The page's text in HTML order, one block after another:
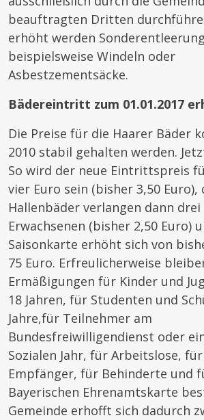
beauftragten Dritten
erhöht werden
beispielsweise Windeln oder
Asbestzementsäcke.
Bädereintritt zum 01.01.2017
Die Preise für die Haarer Bäder
2010 stabil gehalten werden.
So wird der neue Eintrittspreis
vier Euro sein (bisher 3,50 Euro),
Hallenbäder verlangen dann
Erwachsenen (bisher 2,50 Euro)
Saisonkarte erhöht sich von
75 Euro. Erfreulicherweise
Ermäßigungen für Kinder und
18 Jahren, für Studenten und
Jahre,für Teilnehmer am
Bundesfreiwilligendienst oder
Sozialen Jahr, für Arbeitslose,
Empfänger, für Behinderte und
Bayerischen Ehrenamtskarte
Gemeinde erhofft sich dadurch